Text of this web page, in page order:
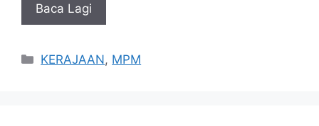
Baca Lagi
Categories
KERAJAAN, MPM